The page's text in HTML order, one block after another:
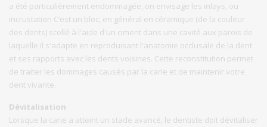
a été particulièrement endommagée, on envisage les inlays, ou
incrustation C’est un bloc, en général en céramique (de la couleur
des dents) scellé à l'aide d'un ciment dans une cavité aux parois de
laquelle il s'adapte en reproduisant l'anatomie occlusale de la dent
et ses rapports avec les dents voisines. Cette reconstitution permet
de traiter les dommages causés par la carie et de maintenir votre
dent vivante.
Dévitalisation
Lorsque la carie a atteint un stade avancé, le dentiste doit dévitaliser